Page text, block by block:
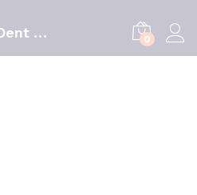
Sensi Kin Pasta Dent 75 Ml 0